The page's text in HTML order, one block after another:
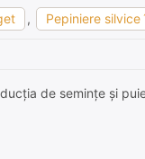
, Pepiniere silvice
de semințe și